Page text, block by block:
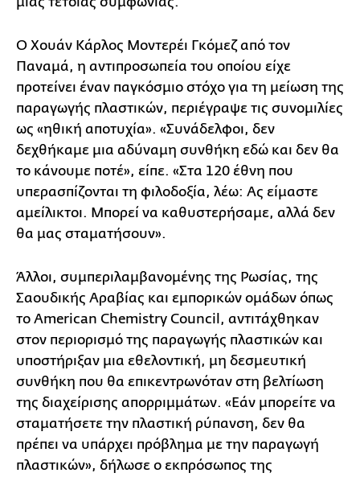
Ο Χουάν Κάρλος Μοντερέι Γκόμεζ από τον
Παναμά, η αντιπροσωπεία του οποίου είχε
προτείνει έναν παγκόσμιο στόχο για τη μείωση της
παραγωγής πλαστικών, περιέγραψε τις συνομιλίες
ως «ηθική αποτυχία». «Συνάδελφοι, δεν
δεχθήκαμε μια αδύναμη συνθήκη εδώ και δεν θα
το κάνουμε ποτέ», είπε. «Στα 120 έθνη που
υπερασπίζονται τη φιλοδοξία, λέω: Ας είμαστε
αμείλικτοι. Μπορεί να καθυστερήσαμε, αλλά δεν
θα μας σταματήσουν».
Άλλοι, συμπεριλαμβανομένης της Ρωσίας, της
Σαουδικής Αραβίας και εμπορικών ομάδων όπως
το American Chemistry Council, αντιτάχθηκαν
στον περιορισμό της παραγωγής πλαστικών και
υποστήριξαν μια εθελοντική, μη δεσμευτική
συνθήκη που θα επικεντρωνόταν στη βελτίωση
της διαχείρισης απορριμμάτων. «Εάν μπορείτε να
σταματήσετε την πλαστική ρύπανση, δεν θα
πρέπει να υπάρχει πρόβλημα με την παραγωγή
πλαστικών», δήλωσε ο εκπρόσωπος της